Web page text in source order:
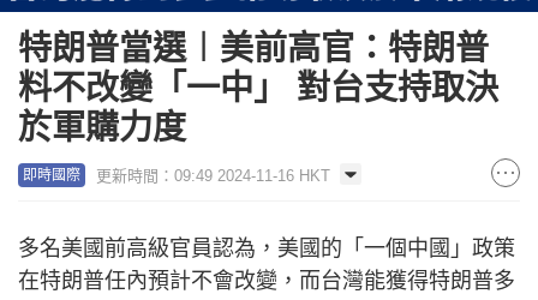
特朗普當選︱美前高官：特朗普
料不改變「一中」 對台支持取決
於軍購力度
即時國際 更新時間：09:49 2024-11-16 HKT
多名美國前高級官員認為，美國的「一個中國」政策
在特朗普任內預計不會改變，而台灣能獲得特朗普多